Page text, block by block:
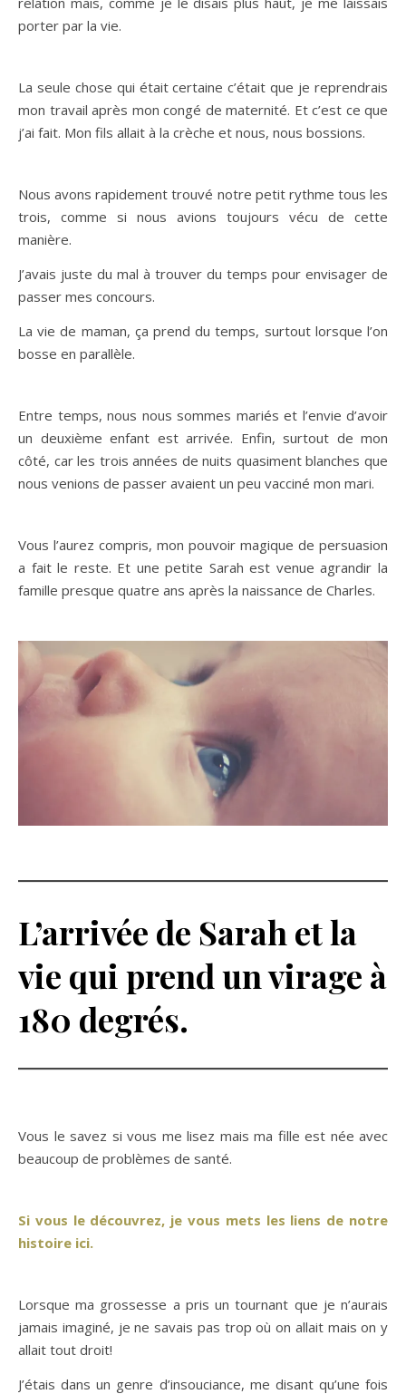
porter par la vie.
La seule chose qui était certaine c’était que je reprendrais
mon travail après mon congé de maternité. Et c’est ce que
j’ai fait. Mon fils allait à la crèche et nous, nous bossions.
Nous avons rapidement trouvé notre petit rythme tous les
trois, comme si nous avions toujours vécu de cette
manière.
J’avais juste du mal à trouver du temps pour envisager de
passer mes concours.
La vie de maman, ça prend du temps, surtout lorsque l’on
bosse en parallèle.
Entre temps, nous nous sommes mariés et l’envie d’avoir
un deuxième enfant est arrivée. Enfin, surtout de mon
côté, car les trois années de nuits quasiment blanches que
nous venions de passer avaient un peu vacciné mon mari.
Vous l’aurez compris, mon pouvoir magique de persuasion
a fait le reste. Et une petite Sarah est venue agrandir la
famille presque quatre ans après la naissance de Charles.
L’arrivée de Sarah et la
vie qui prend un virage à
180 degrés.
Vous le savez si vous me lisez mais ma fille est née avec
beaucoup de problèmes de santé.
Si vous le découvrez, je vous mets les liens de notre
histoire ici.
Lorsque ma grossesse a pris un tournant que je n’aurais
jamais imaginé, je ne savais pas trop où on allait mais on y
allait tout droit!
J’étais dans un genre d’insouciance, me disant qu’une fois